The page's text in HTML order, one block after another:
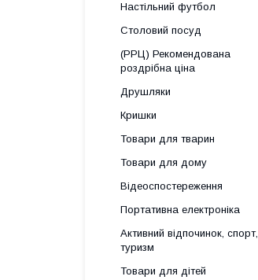
Настільний футбол
Столовий посуд
(РРЦ) Рекомендована
роздрібна ціна
Друшляки
Кришки
Товари для тварин
Товари для дому
Відеоспостереження
Портативна електроніка
Активний відпочинок, спорт,
туризм
Товари для дітей